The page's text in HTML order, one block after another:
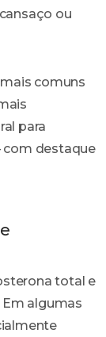
ou
comuns
para
com destaque
total e
Em algumas